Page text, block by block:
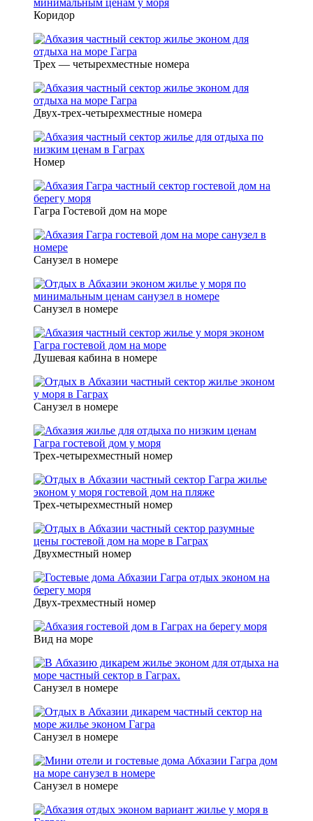
Коридор
Трех — четырехместные номера
Двух-трех-четырехместные номера
Номер
Гагра Гостевой дом на море
Санузел в номере
Санузел в номере
Душевая кабина в номере
Санузел в номере
Трех-четырехместный номер
Трех-четырехместный номер
Двухместный номер
Двух-трехместный номер
Вид на море
Санузел в номере
Санузел в номере
Санузел в номере